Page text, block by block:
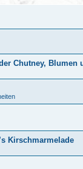
Chutney, Blumen
Kirschmarmelade